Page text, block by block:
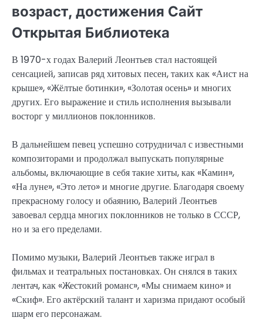
возраст, достижения Сайт
Открытая Библиотека
В 1970-х годах Валерий Леонтьев стал настоящей
сенсацией, записав ряд хитовых песен, таких как «Аист на
крыше», «Жёлтые ботинки», «Золотая осень» и многих
других. Его выражение и стиль исполнения вызывали
восторг у миллионов поклонников.
В дальнейшем певец успешно сотрудничал с известными
композиторами и продолжал выпускать популярные
альбомы, включающие в себя такие хиты, как «Камин»,
«На луне», «Это лето» и многие другие. Благодаря своему
прекрасному голосу и обаянию, Валерий Леонтьев
завоевал сердца многих поклонников не только в СССР,
но и за его пределами.
Помимо музыки, Валерий Леонтьев также играл в
фильмах и театральных постановках. Он снялся в таких
лентач, как «Жестокий романс», «Мы снимаем кино» и
«Скиф». Его актёрский талант и харизма придают особый
шарм его персонажам.